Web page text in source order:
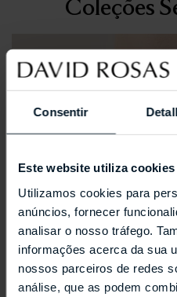
Consentir
Este website utiliza cookies
Utilizamos cookies para
anúncios, fornecer
analisar o nosso tráfego.
informações acerca da sua
nossos parceiros de redes
análise, que as podem